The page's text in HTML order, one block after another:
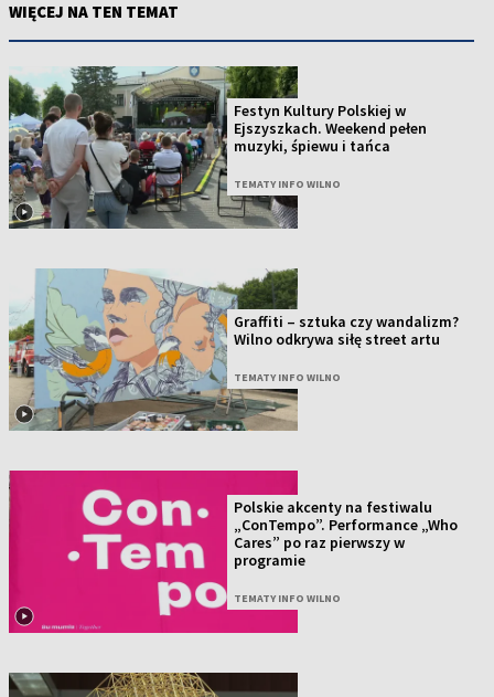
WIĘCEJ NA TEN TEMAT
Festyn Kultury Polskiej w
Ejszyszkach. Weekend pełen
muzyki, śpiewu i tańca
TEMATY INFO WILNO
Graffiti – sztuka czy wandalizm?
Wilno odkrywa siłę street artu
TEMATY INFO WILNO
Polskie akcenty na festiwalu
„ConTempo”. Performance „Who
Cares” po raz pierwszy w
programie
TEMATY INFO WILNO